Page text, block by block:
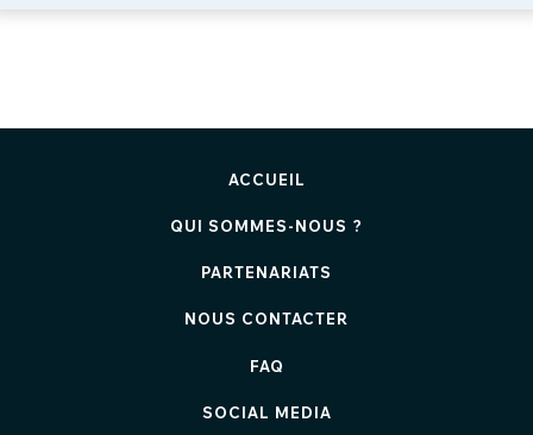
ACCUEIL
QUI SOMMES-NOUS ?
PARTENARIATS
NOUS CONTACTER
FAQ
SOCIAL MEDIA